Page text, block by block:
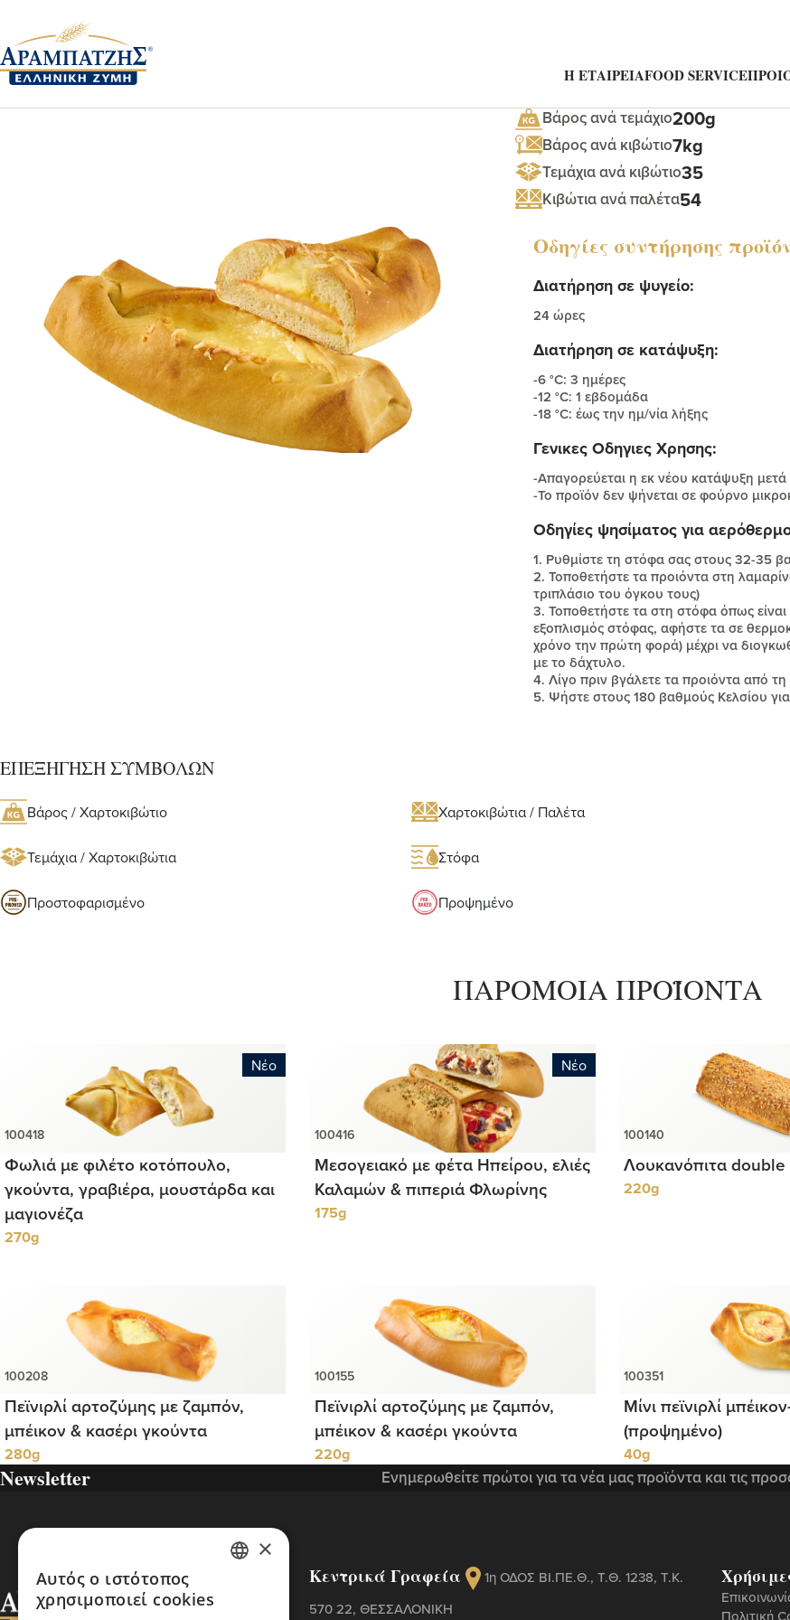
Η ΕΤΑΙΡΕΙΑFOOD SERVICE
Πεϊνιρλί αρτοζύμης με γαλοπούλα
100412
Βάρος ανά τεμάχιο200g
Βάρος ανά κιβώτιο7kg
Τεμάχια ανά κιβώτιο35
Κιβώτια ανά παλέτα54
Οδηγίες συντήρησης
Διατήρηση σε ψυγείο:
24 ώρες
Διατήρηση σε κατάψυξη:
-6 °C: 3 ημέρες
-12 °C: 1 εβδομάδα
-18 °C: έως την ημ/νία λήξης
Γενικες Οδηγιες Χρησης:
-Απαγορεύεται η εκ νέου κατάψυξη
-Το προϊόν δεν ψήνεται σε φούρνο
Οδηγίες ψησίματος για
1. Ρυθμίστε τη στόφα σας στους 32-35
2. Τοποθετήστε τα προιόντα στη
τριπλάσιο του όγκου τους)
3. Τοποθετήστε τα στη στόφα όπως
εξοπλισμός στόφας, αφήστε τα σε
χρόνο την πρώτη φορά) μέχρι να
με το δάχτυλο.
4. Λίγο πριν βγάλετε τα προιόντα από
5. Ψήστε στους 180 βαθμούς Κελσίου
ΕΠΕΞΗΓΗΣΗ ΣΥΜΒΟΛΩΝ
Βάρος / Χαρτοκιβώτιο Χαρτοκιβώτια / Παλέτα
Τεμάχια / Χαρτοκιβώτια Στόφα
Προστοφαρισμένο Προψημένο
ΠΑΡΟΜΟΙΑ ΠΡΟΪΟΝΤΑ
Νέο
Φωλιά με φιλέτο κοτόπουλο,
γκούντα, γραβιέρα, μουστάρδα και
μαγιονέζα
270g
Νέο
Μεσογειακό με φέτα Ηπείρου, ελιές
Καλαμών & πιπεριά Φλωρίνης
175g
Λουκανόπιτα
220g
Πεϊνιρλί αρτοζύμης με ζαμπόν,
μπέικον & κασέρι γκούντα
280g
Πεϊνιρλί αρτοζύμης με ζαμπόν,
μπέικον & κασέρι γκούντα
220g
Μίνι πεϊνιρλί
(προψημένο)
40g
Newsletter Ενημερωθείτε πρώτοι για τα νέα μας προϊόντα και τις
Κεντρικά Γραφεία
1η ΟΔΟΣ ΒΙ.ΠΕ.Θ., Τ.Θ. 1238, Τ.Κ.
570 22, ΘΕΣΣΑΛΟΝΙΚΗ
Πολιτική
×
Αυτός ο ιστότοπος
χρησιμοποιεί cookies